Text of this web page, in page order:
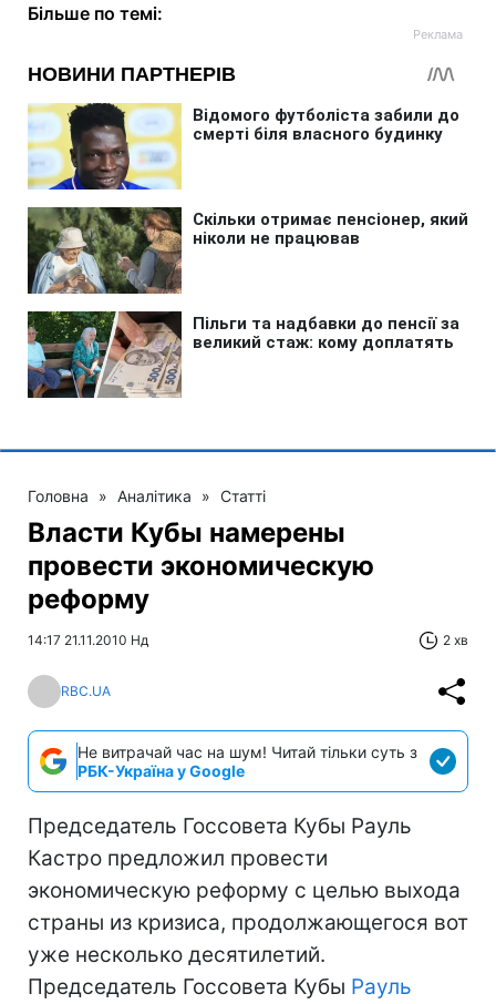
Більше по темі:
Головна » Аналітика » Статті
Власти Кубы намерены
провести экономическую
реформу
14:17 21.11.2010 Нд 2 хв
RBC.UA
Не витрачай час на шум! Читай тільки суть з
РБК-Україна у Google
Председатель Госсовета Кубы Рауль
Кастро предложил провести
экономическую реформу с целью выхода
страны из кризиса, продолжающегося вот
уже несколько десятилетий.
Председатель Госсовета Кубы Рауль